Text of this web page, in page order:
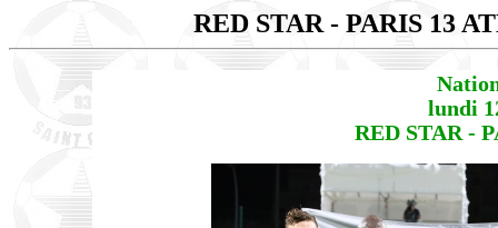
RED STAR - PARIS 13
lundi
RED STAR -